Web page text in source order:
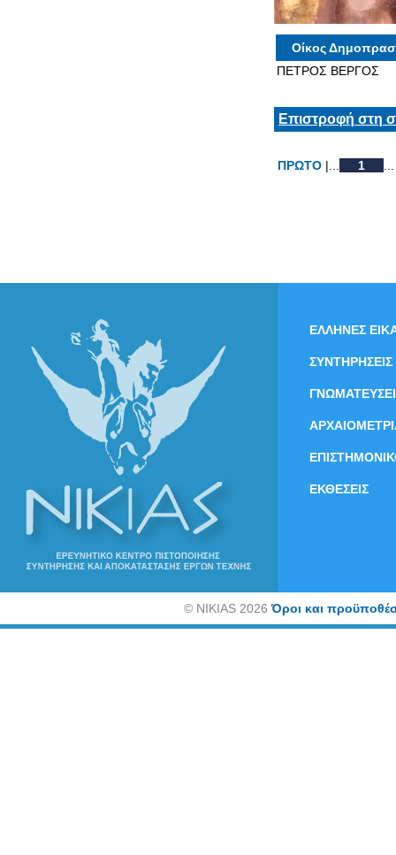
Οίκος
ΠΕΤΡΟΣ ΒΕΡΓΟΣ
Επιστροφή στη
ΠΡΩΤΟ |... 1
ΕΛΛΗΝΕΣ
ΣΥΝΤΗΡΗΣΕΙΣ
ΕΚΘΕΣΕΙΣ
©NIKIAS 2026Όροι και